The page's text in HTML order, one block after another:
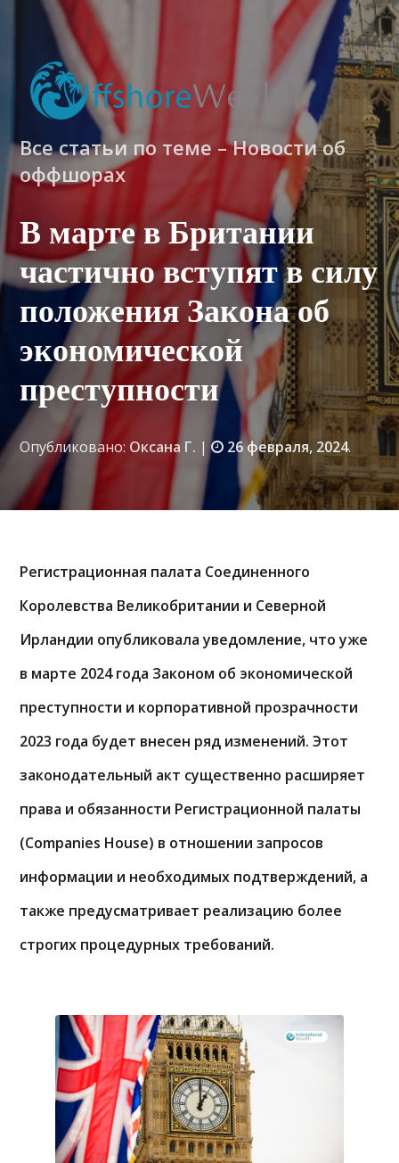
Все статьи по теме – Новости об
оффшорах
В марте в Британии
частично вступят в силу
положения Закона об
экономической
преступности
Опубликовано: Оксана Г. | 26 февраля, 2024.
Регистрационная палата Соединенного
Королевства Великобритании и Северной
Ирландии опубликовала уведомление, что уже
в марте 2024 года Законом об экономической
преступности и корпоративной прозрачности
2023 года будет внесен ряд изменений. Этот
законодательный акт существенно расширяет
права и обязанности Регистрационной палаты
(Companies House) в отношении запросов
информации и необходимых подтверждений, а
также предусматривает реализацию более
строгих процедурных требований.